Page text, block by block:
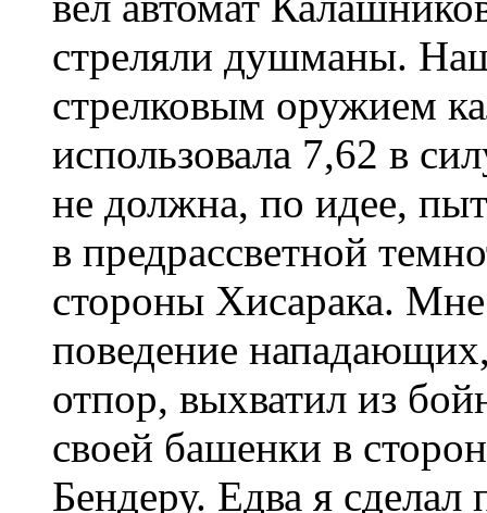
стреляли душманы.
стрелковым оружием
использовала 7,62 в
не должна, по идее,
в предрассветной
стороны Хисарака.
поведение
отпор, выхватил из
своей башенки в
Бендеру. Едва я